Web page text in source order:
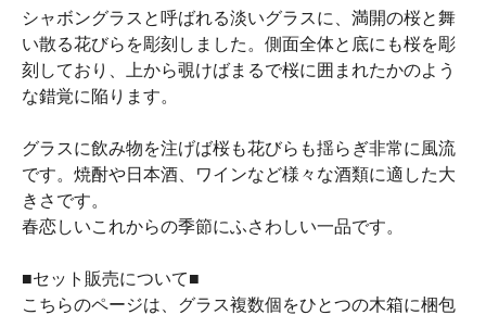
シャボングラスと呼ばれる淡いグラスに、満開の桜と舞
い散る花びらを彫刻しました。側面全体と底にも桜を彫
刻しており、上から覗けばまるで桜に囲まれたかのよう
な錯覚に陥ります。
グラスに飲み物を注げば桜も花びらも揺らぎ非常に風流
です。焼酎や日本酒、ワインなど様々な酒類に適した大
きさです。
春恋しいこれからの季節にふさわしい一品です。
■セット販売について■
こちらのページは、グラス複数個をひとつの木箱に梱包